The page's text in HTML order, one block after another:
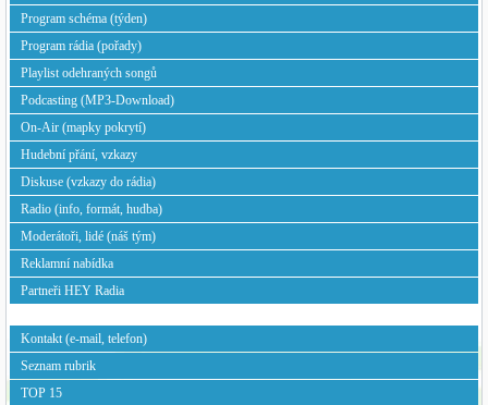
Program schéma (týden)
Program rádia (pořady)
Playlist odehraných songů
Podcasting (MP3-Download)
On-Air (mapky pokrytí)
Hudební přání, vzkazy
Diskuse (vzkazy do rádia)
Radio (info, formát, hudba)
Moderátoři, lidé (náš tým)
Reklamní nabídka
Partneři HEY Radia
Kontakt (e-mail, telefon)
Seznam rubrik
TOP 15